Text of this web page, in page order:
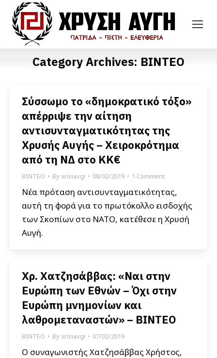
Category Archives: ΒΙΝΤΕΟ
Σύσσωμο το «δημοκρατικό τόξο»
απέρριψε την αίτηση
αντισυνταγματικότητας της
Χρυσής Αυγής – Χειροκρότημα
από τη ΝΔ στο ΚΚ€
ΒΙΝΤΕΟ Byxrisiavgi 08/02/2019 1 Comment
Νέα πρόταση αντισυνταγματικότητας,
αυτή τη φορά για το πρωτόκολλο εισδοχής
των Σκοπίων στο ΝΑΤΟ, κατέθεσε η Χρυσή
Αυγή.
Χρ. Χατζησάββας: «Ναι στην
Ευρώπη των Εθνών – Όχι στην
Ευρώπη μνημονίων και
λαθρομεταναστών» – ΒΙΝΤΕΟ
ΒΙΝΤΕΟ Byxrisiavgi 07/02/2019
Ο συναγωνιστής Χατζησάββας Χρήστος,